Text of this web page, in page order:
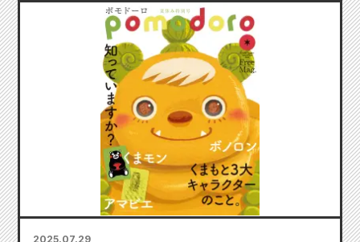
2025.07.29